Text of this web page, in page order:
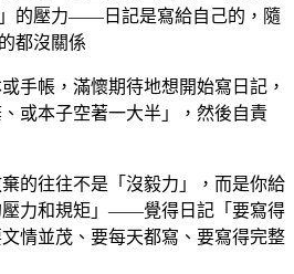
的壓力——日記是寫給自己的，隨
都沒關係
手帳，滿懷期待地想開始寫日記，
或本子空著一大半」，然後自責
的往往不是「沒毅力」，而是你給
壓力和規矩」——覺得日記「要寫得
情並茂、要每天都寫、要寫得完整